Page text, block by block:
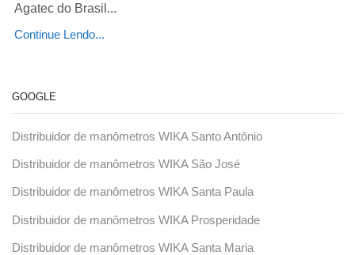
Agatec do Brasil...
Continue Lendo...
GOOGLE
Distribuidor de manômetros WIKA Santo Antônio
Distribuidor de manômetros WIKA São José
Distribuidor de manômetros WIKA Santa Paula
Distribuidor de manômetros WIKA Prosperidade
Distribuidor de manômetros WIKA Santa Maria